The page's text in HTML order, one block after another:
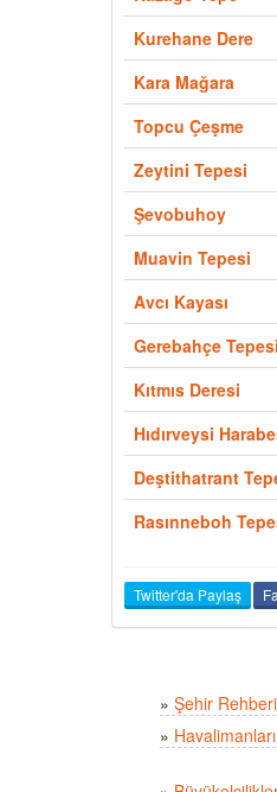
Kurehane Dere
Kara Mağara
Topcu Çeşme
Zeytini Tepesi
Şevobuhoy
Muavin Tepesi
Avcı Kayası
Gerebahçe Tepesi
Kıtmıs Deresi
Hıdırveysi
Deştithatrant
Rasınneboh
Twitter'da Paylaş
» Şehir Rehberi
»